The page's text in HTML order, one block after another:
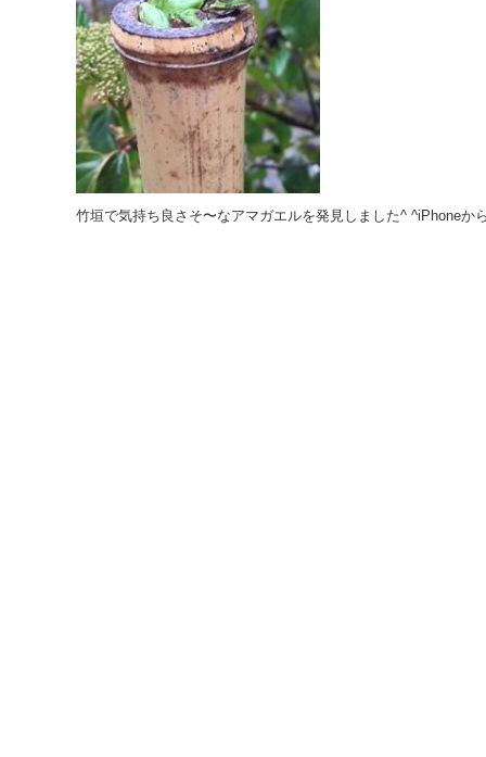
竹垣で気持ち良さそ〜なアマガエルを発見しました^ ^iPhoneか